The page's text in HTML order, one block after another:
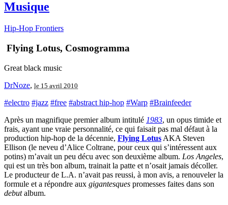
Musique
Hip-Hop Frontiers
Flying Lotus, Cosmogramma
Great black music
DrNoze, le 15 avril 2010
#electro #jazz #free #abstract hip-hop #Warp #Brainfeeder
Après un magnifique premier album intitulé 1983, un opus timide et
frais, ayant une vraie personnalité, ce qui faisait pas mal défaut à la
production hip-hop de la décennie, Flying Lotus AKA Steven
Ellison (le neveu d’Alice Coltrane, pour ceux qui s’intéressent aux
potins) m’avait un peu décu avec son deuxième album. Los Angeles,
qui est un très bon album, trainait la patte et n’osait jamais décoller.
Le producteur de L.A. n’avait pas reussi, à mon avis, a renouveler la
formule et a répondre aux gigantesques promesses faites dans son
debutalbum.